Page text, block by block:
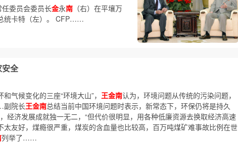
委员会委员长金永南 （右）在平壤万
统卡特（左）。 CFP……
安全
气候变化的三座“环境大山”， 王金南认为，环境问题从传统的污染问题，
副院长王金南总结当前中国环境问题时表示，新常态下，环保仍将是持久
经济发展成就独一无二，“但代价很明显，用各种低廉资源去换取经济高速
太友好，煤瘾很严重，煤炭的含血量也比较高，百万吨煤矿难事故比例在世
列举了……